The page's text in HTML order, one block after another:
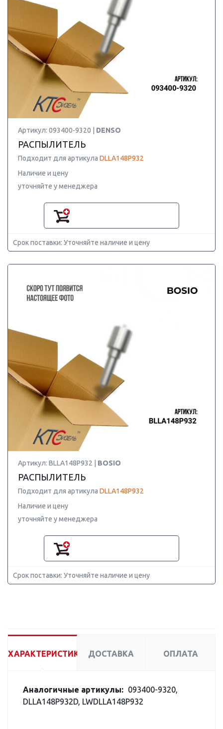
Артикул: 093400-9320 | DENSO
РАСПЫЛИТЕЛЬ
Подходит для артикула DLLA148P932
Наличие и цену
уточняйте у менеджера
Срок поставки: Уточняйте наличие и цену
Артикул: BLLA148P932 | BOSIO
РАСПЫЛИТЕЛЬ
Подходит для артикула DLLA148P932
Наличие и цену
уточняйте у менеджера
Срок поставки: Уточняйте наличие и цену
ХАРАКТЕРИСТИКИ ДОСТАВКА ОПЛАТА
Аналогичные артикулы: 093400-9320,
DLLA148P932D, LWDLLA148P932